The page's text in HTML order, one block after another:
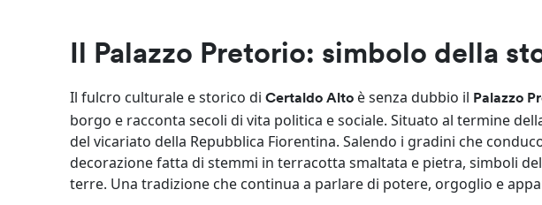
Il Palazzo Pretorio: simbolo della
Il fulcro culturale e storico diCertaldo Alto è senza dubbio il Palazzo
borgo e racconta secoli di vita politica e sociale. Situato al termine
del vicariato della Repubblica Fiorentina. Salendo i gradini che
decorazione fatta di stemmi in terracotta smaltata e pietra, simboli
terre. Una tradizione che continua a parlare di potere, orgoglio e